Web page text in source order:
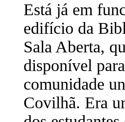
Está já em
edifício da
Sala Aberta,
disponível
comunidade
Covilhã. Era